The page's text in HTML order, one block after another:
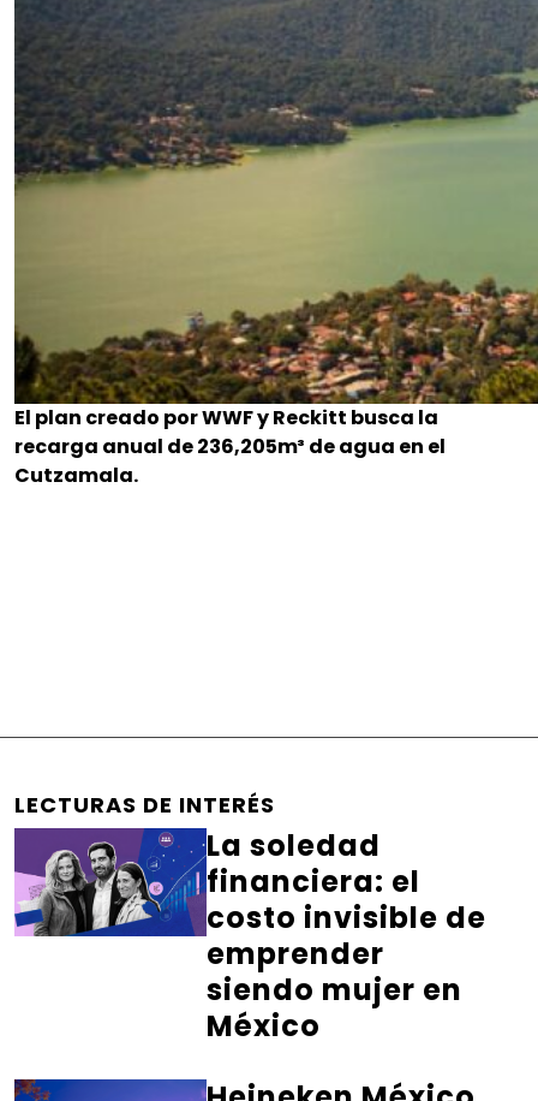
El plan creado por WWF y Reckitt busca la
recarga anual de 236,205m³ de agua en el
Cutzamala.
LECTURAS DE INTERÉS
La soledad
financiera: el
costo invisible de
emprender
siendo mujer en
México